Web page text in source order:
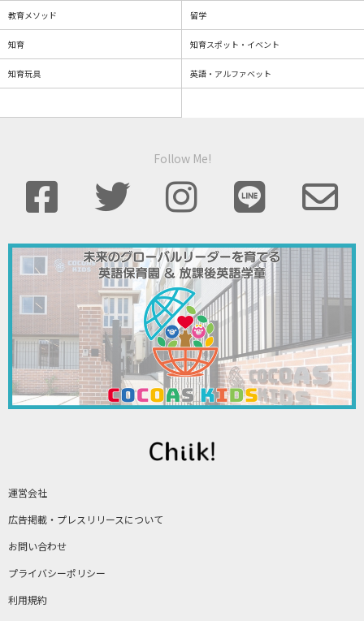
運営会社
広告掲載・プレスリリースについて
お問い合わせ
プライバシーポリシー
利用規約
教育メソッド 留学
知育 知育スポット・イベント
知育玩具 英語・アルファベット
Follow Me!